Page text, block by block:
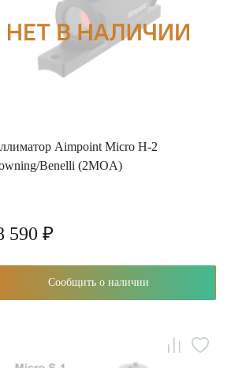
Aimpoint Micro H-2
Benelli (2MOA)
590 ₽
Сообщить о наличии